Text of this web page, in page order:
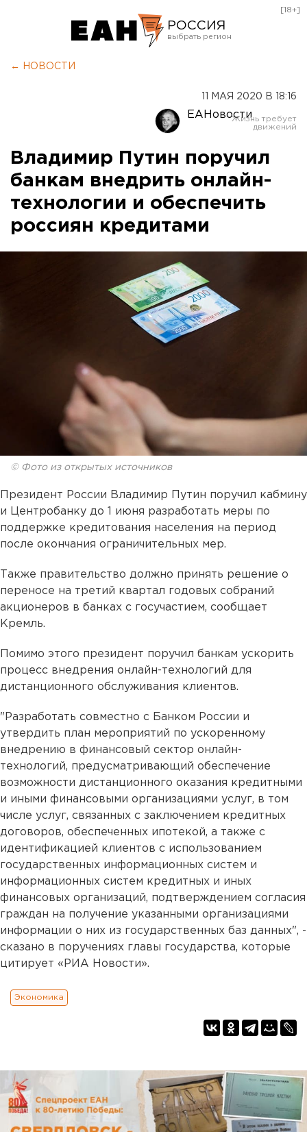
РОССИЯ
Оренбург
[18+]
← НОВОСТИ
11 МАЯ 2020 В 18:16
ЕАНовости
Владимир Путин поручил
банкам внедрить онлайн-
технологии и обеспечить
россиян кредитами
© Фото из открытых источников
Президент России Владимир Путин поручил кабмину
и Центробанку до 1 июня разработать меры по
поддержке кредитования населения на период
после окончания ограничительных мер.
Также правительство должно принять решение о
переносе на третий квартал годовых собраний
акционеров в банках с госучастием, сообщает
Кремль.
Помимо этого президент поручил банкам ускорить
процесс внедрения онлайн-технологий для
дистанционного обслуживания клиентов.
"Разработать совместно с Банком России и
утвердить план мероприятий по ускоренному
внедрению в финансовый сектор онлайн-
технологий, предусматривающий обеспечение
возможности дистанционного оказания кредитными
и иными финансовыми организациями услуг, в том
числе услуг, связанных с заключением кредитных
договоров, обеспеченных ипотекой, а также с
идентификацией клиентов с использованием
государственных информационных систем и
информационных систем кредитных и иных
финансовых организаций, подтверждением согласия
граждан на получение указанными организациями
информации о них из государственных баз данных", -
сказано в поручениях главы государства, которые
цитирует «РИА Новости».
Экономика